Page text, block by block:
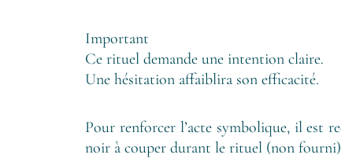
Important
Ce rituel demande une intention claire.
Une hésitation affaiblira son efficacité.
Pour renforcer l’acte symbolique, il est
noir à couper durant le rituel (non